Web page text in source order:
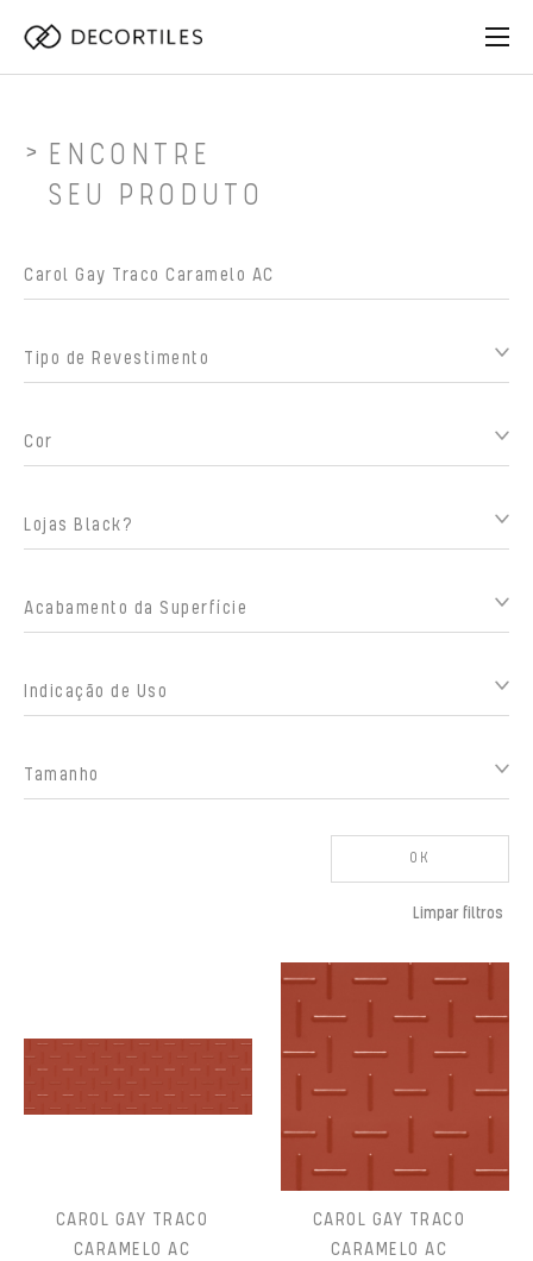
ENCONTRE
SEU PRODUTO
Tipo de Revestimento
Cor
Lojas Black?
Acabamento da Superfície
Indicação de Uso
Tamanho
OK
Limpar filtros
CAROL GAY TRACO
CARAMELO AC
CAROL GAY TRACO
CARAMELO AC